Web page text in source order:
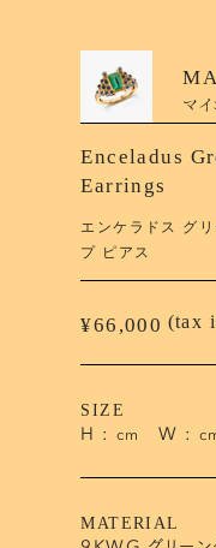
マ
Enceladus
Earrings
エンケラドス グ
プ ピアス
¥66,000 (tax
SIZE
H : cm W :
MATERIAL